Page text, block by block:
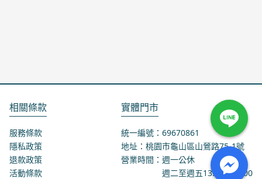
相關條款
服務條款
隱私政策
退款政策
活動條款
實體門市
統一編號：69670861
地址：桃園市龜山區山鶯路75-1號
營業時間：週一公休
週二至週五13:00 - 18:00